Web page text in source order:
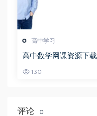
高中学习
高中数学网课资源下载
数学秋季班
130
评论 0